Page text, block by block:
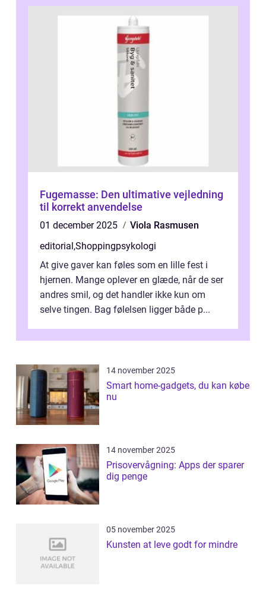
Fugemasse: Den ultimative vejledning
til korrekt anvendelse
01 december 2025
Viola Rasmusen
editorial ,Shoppingpsykologi
At give gaver kan føles som en lille fest i
hjernen. Mange oplever en glæde, når de ser
andres smil, og det handler ikke kun om
selve tingen. Bag følelsen ligger både p...
14 november 2025
Smart home-gadgets, du kan købe
nu
14 november 2025
Prisovervågning: Apps der sparer
dig penge
05 november 2025
Kunsten at leve godt for mindre